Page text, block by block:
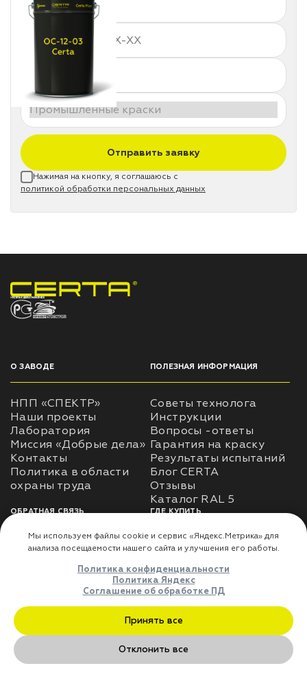
Отправить заявку
Нажимая на кнопку, я соглашаюсь с
политикой обработки персональных данных
НПП «СПЕКТР» ЗАВОД ЛАКОКРАСОЧНЫХ МАТЕРИАЛОВ
О ЗАВОДЕ
НПП «СПЕКТР»
Наши проекты
Лаборатория
Миссия «Добрые дела»
Контакты
Политика в области
ПОЛЕЗНАЯ ИНФОРМАЦИЯ
Советы технолога
Инструкции
Вопросы -ответы
Гарантия на краску
Результаты испытаний
Блог CERTA
Отзывы
Каталог RAL 5
ОБРАТНАЯ СВЯЗЬ
Использование
использования личных
Оферта
ГДЕ КУПИТЬ
Доставка
Где купить
ДЛЯ ПАРТНЁРОВ
Преимущества